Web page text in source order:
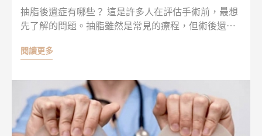
抽脂後遺症有哪些？ 這是許多人在評估手術前，最想
先了解的問題。抽脂雖然是常見的療程，但術後還是
局部不平整等情況，都可能讓人感到不安。不過，這
中常見的反應。本文將從醫師觀點解析常見問答，幫
助你在諮詢與評估前先建立基本概念，面對療程時也
能更安心！
閱讀更多